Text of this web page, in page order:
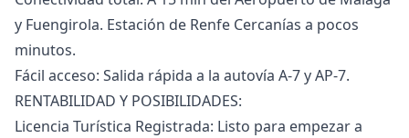
y Fuengirola. Estación de Renfe Cercanías a pocos
minutos.
Fácil acceso: Salida rápida a la autovía A-7 y AP-7.
RENTABILIDAD Y POSIBILIDADES:
Licencia Turística Registrada: Listo para empezar a